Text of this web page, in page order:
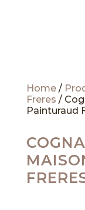
Home/
Freres /
Painturaud